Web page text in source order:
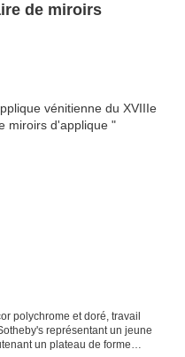
de miroirs
polychrome et doré, travail
représentant un jeune
un plateau de forme